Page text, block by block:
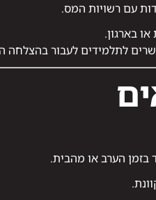
עם רשויות המס.
בארגון.
לתלמידים לעבור
הערב או מהבית.